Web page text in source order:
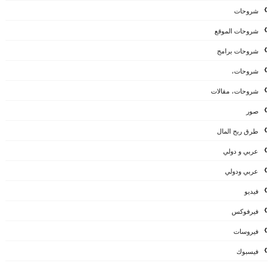
شروحات
شروحات الموقع
شروحات برامج
شروحات،
شروحات، مقالات
صور
طرق ربح المال
عربي و دولي
عربي ودولي
فيديو
فيرفوكس
فيروسات
فيسبوك